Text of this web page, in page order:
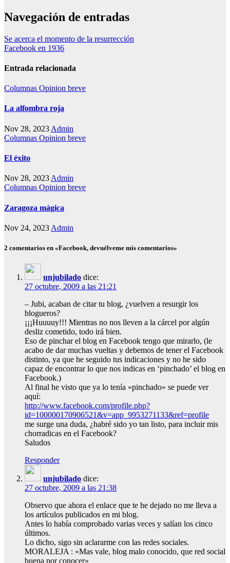
Navegación de entradas
Se acerca el momento de la resurrección
Facebook en 1936
Entrada relacionada
Columnas Opinion breve
La alfombra roja
Nov 28, 2023 Admin
Columnas Opinion breve
El éxito
Nov 28, 2023 Admin
Columnas Opinion breve
Zaragoza mágica
Nov 24, 2023 Admin
2 comentarios en «Facebook, devuélveme mis comentarios»
unjubilado dice:
27 octubre, 2009 a las 21:21
– Jubi, acaban de citar tu blog, ¿vuelven a resurgir los
blogueros?
¡¡¡Huuuuy!!! Mientras no nos lleven a la cárcel por algún
desliz cometido, todo irá bien.
Eso de pinchar el blog en Facebook tengo que mirarlo, (le
acabo de dar muchas vueltas y debemos de tener el Facebook
distinto, ya que he seguido tus indicaciones y no he sido
capaz de encontrar lo que nos indicas en ‘pinchado’ el blog en
Facebook.)
Al final he visto que ya lo tenía «pinchado» se puede ver
aquí:
http://www.facebook.com/profile.php?
id=100000170906521&v=app_9953271133&ref=profile
me surge una duda, ¿habré sido yo tan listo, para incluir mis
chorradicas en el Facebook?
Saludos
Responder
unjubilado dice:
27 octubre, 2009 a las 21:38
Observo que ahora el enlace que te he dejado no me lleva a
los artículos publicados en mi blog.
Antes lo había comprobado varias veces y salían los cinco
últimos.
Lo dicho, sigo sin aclararme con las redes sociales.
MORALEJA : «Mas vale, blog malo conocido, que red social
buena por conocer»